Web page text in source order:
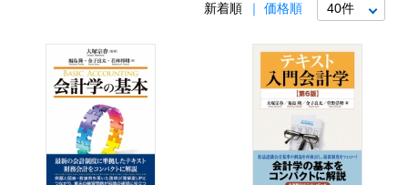
新着順 価格順